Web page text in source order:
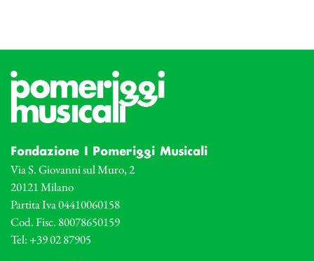
Fondazione I Pomeriggi Musicali
Via S. Giovanni sul Muro, 2
20121 Milano
Partita Iva 04410060158
Cod. Fisc. 80078650159
Tel: +39 02 87905